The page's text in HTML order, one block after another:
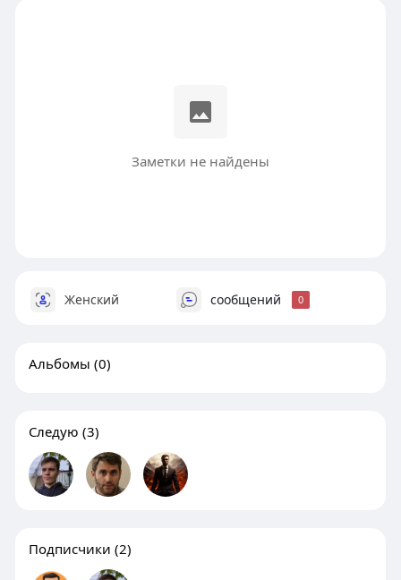
Заметки не найдены
Женский сообщений 0
Альбомы (0)
Следую (3)
Подписчики (2)